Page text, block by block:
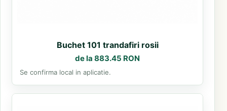
Buchet 101 trandafiri rosii
de la 883.45 RON
Se confirma local in aplicatie.